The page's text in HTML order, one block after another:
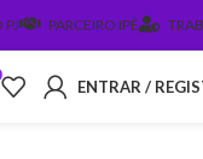
PJ PARCEIRO IPÊ
ENTRAR /